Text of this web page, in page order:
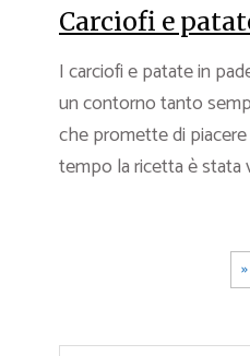
Carciofi e
I carciofi e patate in
un contorno tanto
che promette di
tempo la ricetta è stata
»